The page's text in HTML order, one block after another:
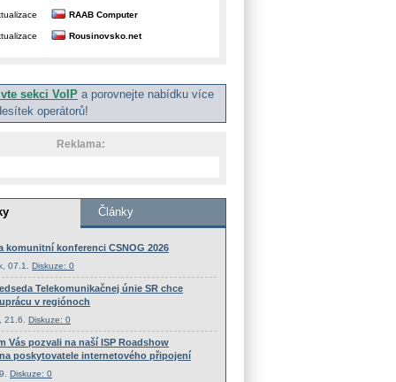
RAAB Computer
Rousinovsko.net
sekci VoIP a porovnejte nabídku více
operátorů!
Reklama: